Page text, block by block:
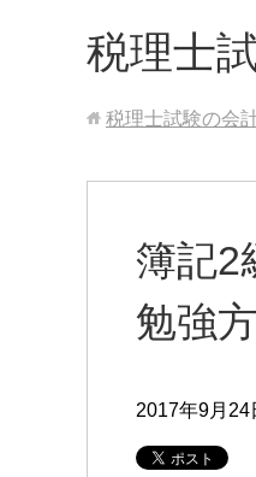
税理士
税理士試験の会
簿記2
勉強
2017年9月24